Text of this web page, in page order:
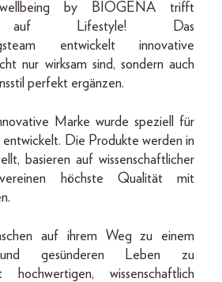
by BIOGENA trifft
auf Lifestyle! Das
entwickelt innovative
nur wirksam sind, sondern auch
perfekt ergänzen.
Marke wurde speziell für
Die Produkte werden in
basieren auf wissenschaftlicher
höchste Qualität mit
auf ihrem Weg zu einem
und gesünderen Leben zu
wissenschaftlich